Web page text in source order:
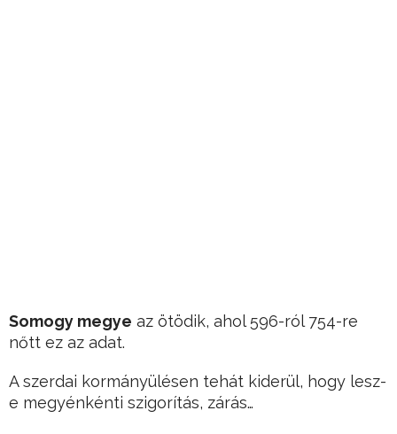
Somogy megye az ötödik, ahol 596-ról 754-re
nőtt ez az adat.
A szerdai kormányülésen tehát kiderül, hogy lesz-
e megyénkénti szigorítás, zárás…